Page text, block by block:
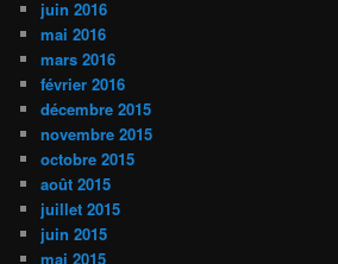
juin 2016
mai 2016
mars 2016
février 2016
décembre 2015
novembre 2015
octobre 2015
août 2015
juillet 2015
juin 2015
mai 2015